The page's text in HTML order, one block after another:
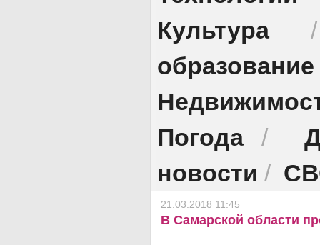
Культура
образование
Погода/
новости /
21.03.2018 11:45
В Самарской области